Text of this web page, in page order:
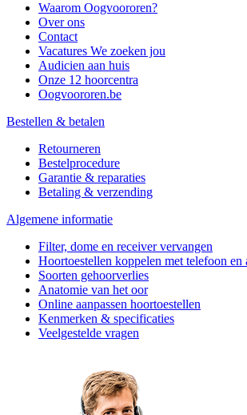
Waarom Oogvoororen?
Over ons
Contact
Vacatures We zoeken jou
Audicien aan huis
Onze 12 hoorcentra
Oogvoororen.be
Bestellen & betalen
Retourneren
Bestelprocedure
Garantie & reparaties
Betaling & verzending
Algemene informatie
Filter, dome en receiver vervangen
Hoortoestellen koppelen met telefoon en
Soorten gehoorverlies
Anatomie van het oor
Online aanpassen hoortoestellen
Kenmerken & specificaties
Veelgestelde vragen